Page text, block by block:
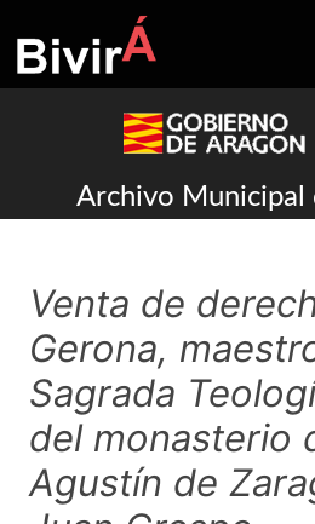
to
content
Archivo Municipal
Venta de
Gerona,
Sagrada
del monasterio
Agustín de